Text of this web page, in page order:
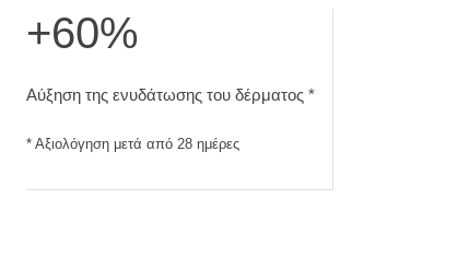
+60%
Αύξηση της ενυδάτωσης του δέρματος *
* Αξιολόγηση μετά από 28 ημέρες